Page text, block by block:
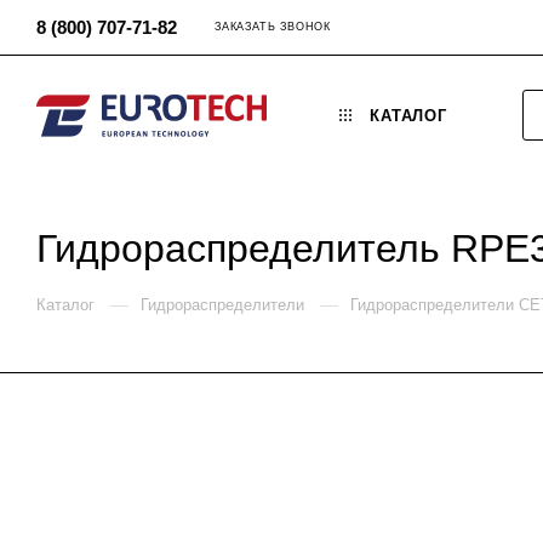
8 (800) 707-71-82 ЗАКАЗАТЬ ЗВОНОК
КАТАЛОГ
Гидрораспределитель
Каталог — Гидрораспределители — Гидрораспределители